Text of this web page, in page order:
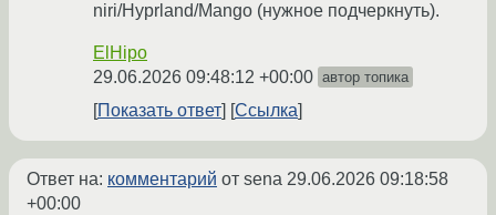
niri/Hyprland/Mango (нужное подчеркнуть).
ElHipo
29.06.2026 09:48:12 +00:00 автор топика
Показать ответ Ссылка
Ответ на: комментарий от sena 29.06.2026 09:18:58
+00:00